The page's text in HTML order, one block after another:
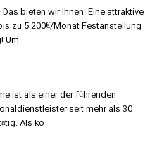
Das bieten wir Ihnen: Eine attraktive
zu 5.200€/Monat Festanstellung
Um
ist als einer der führenden
seit mehr als 30
Als ko